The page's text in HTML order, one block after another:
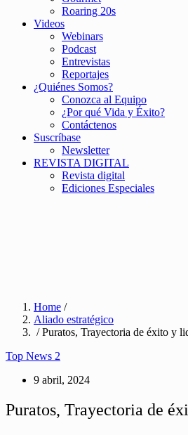
Roaring 20s
Videos
Webinars
Podcast
Entrevistas
Reportajes
¿Quiénes Somos?
Conozca al Equipo
¿Por qué Vida y Éxito?
Contáctenos
Suscríbase
Newsletter
REVISTA DIGITAL
Revista digital
Ediciones Especiales
Home /
Aliado estratégico
/ Puratos, Trayectoria de éxito y
Top News 2
9 abril, 2024
Puratos, Trayectoria de